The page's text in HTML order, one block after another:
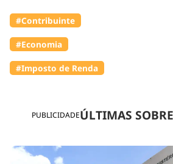
PUBLICIDADEÚLTIMAS
#Contribuinte
#Economia
#Imposto de Renda